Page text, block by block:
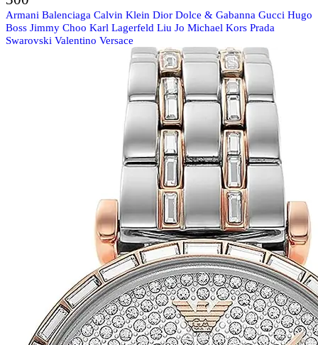
Armani Balenciaga Calvin Klein Dior Dolce & Gabanna Gucci Hugo
Boss Jimmy Choo Karl Lagerfeld Liu Jo Michael Kors Prada
Swarovski Valentino Versace